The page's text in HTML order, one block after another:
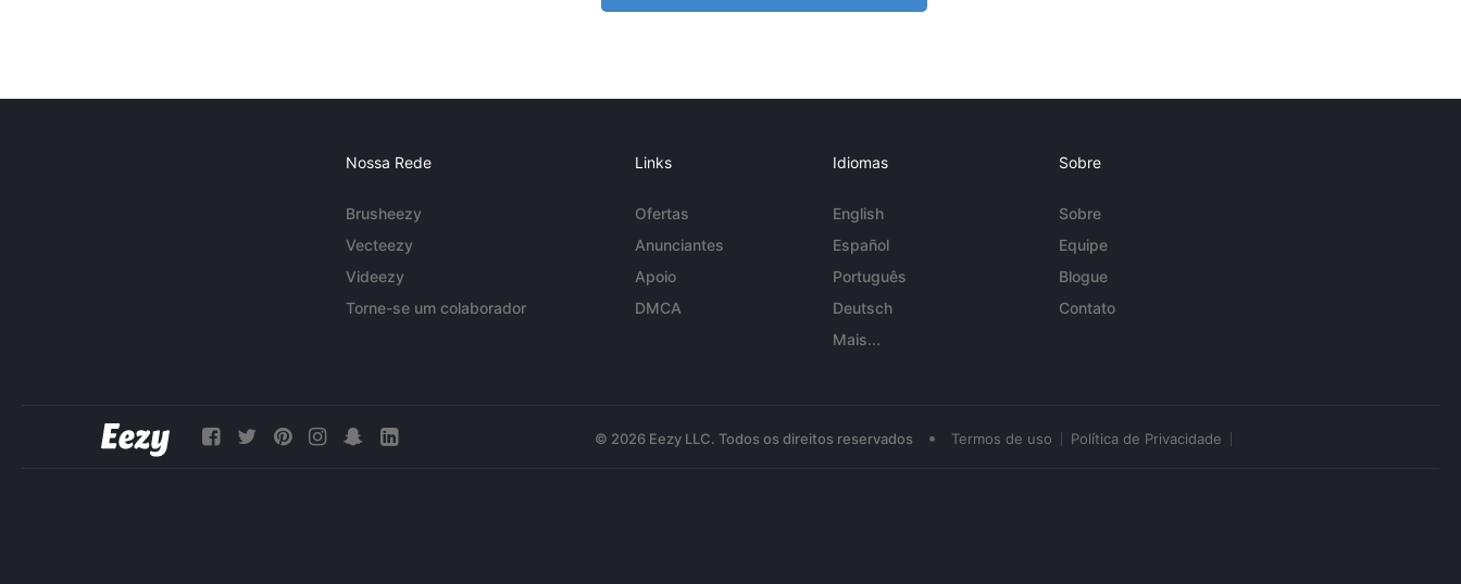
Nossa Rede
Brusheezy
Vecteezy
Videezy
Torne-se um colaborador
Links
Ofertas
Anunciantes
Apoio
DMCA
Idiomas
English
Español
Português
Deutsch
Mais...
Sobre
Sobre
Equipe
Blogue
Contato
© 2026 Eezy LLC. Todos os direitos reservados • Termos de uso Política de Privacidade